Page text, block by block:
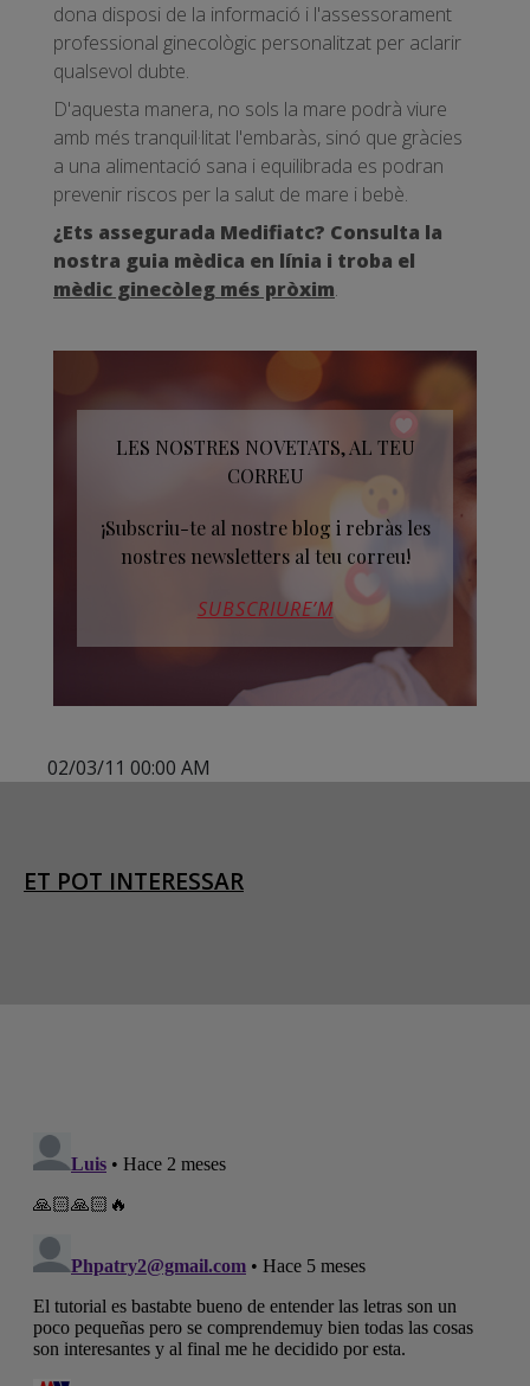
dona disposi de la informació i l'assessorament
professional ginecològic personalitzat per aclarir
qualsevol dubte.
D'aquesta manera, no sols la mare podrà viure
amb més tranquil·litat l'embaràs, sinó que gràcies
a una alimentació sana i equilibrada es podran
prevenir riscos per la salut de mare i bebè.
¿Ets assegurada Medifiatc? Consulta la
nostra guia mèdica en línia i troba el
mèdic ginecòleg més pròxim.
LES NOSTRES NOVETATS, AL TEU
CORREU
¡Subscriu-te al nostre blog i rebràs les
nostres newsletters al teu correu!
SUBSCRIURE’M
02/03/11 00:00 AM
ET POT INTERESSAR